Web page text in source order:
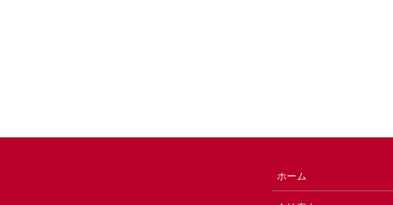
ホーム